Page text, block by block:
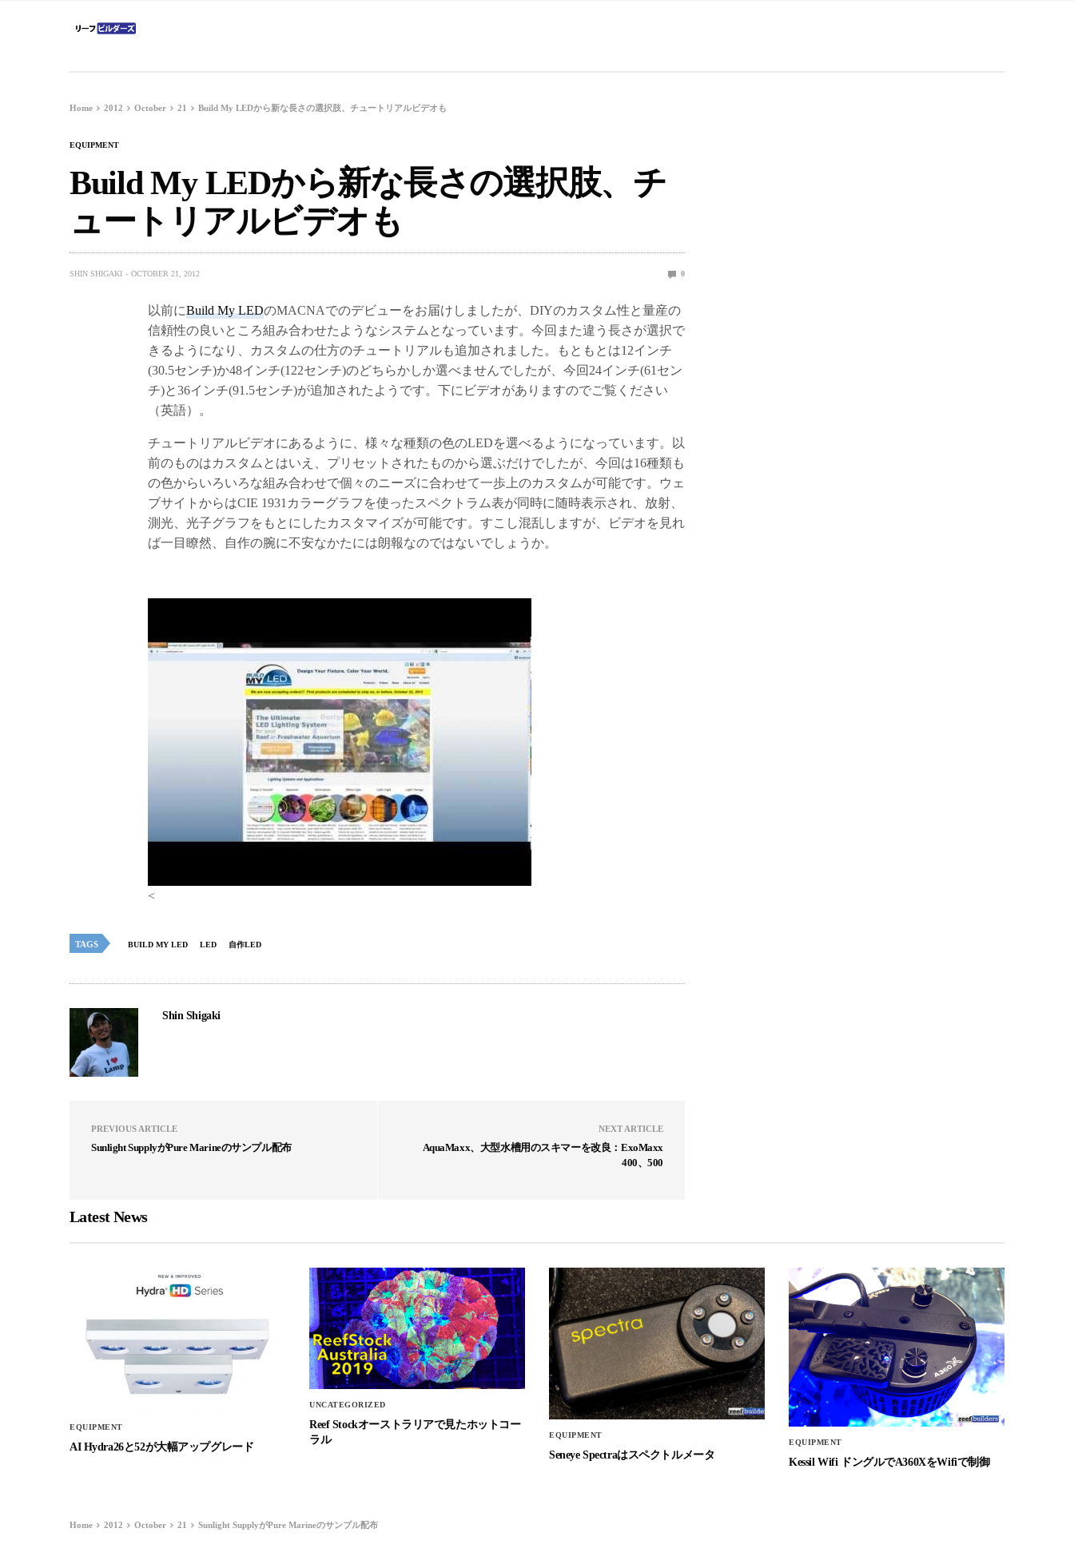
Home 2012 October 21 Build My LEDから新な長さの選択肢、チュートリアルビデオも
EQUIPMENT
Build My LEDから新な長さの選択肢、チ
ュートリアルビデオも
SHIN SHIGAKI OCTOBER 21, 2012 0
以前にBuild My LEDのMACNAでのデビューをお届けしましたが、DIYのカスタム性と量産の
信頼性の良いところ組み合わせたようなシステムとなっています。今回また違う長さが選択で
きるようになり、カスタムの仕方のチュートリアルも追加されました。もともとは12インチ
(30.5センチ)か48インチ(122センチ)のどちらかしか選べませんでしたが、今回24インチ(61セン
チ)と36インチ(91.5センチ)が追加されたようです。下にビデオがありますのでご覧ください
（英語）。
チュートリアルビデオにあるように、様々な種類の色のLEDを選べるようになっています。以
前のものはカスタムとはいえ、プリセットされたものから選ぶだけでしたが、今回は16種類も
の色からいろいろな組み合わせで個々のニーズに合わせて一歩上のカスタムが可能です。ウェ
ブサイトからはCIE 1931カラーグラフを使ったスペクトラム表が同時に随時表示され、放射、
測光、光子グラフをもとにしたカスタマイズが可能です。すこし混乱しますが、ビデオを見れ
ば一目瞭然、自作の腕に不安なかたには朗報なのではないでしょうか。
<
TAGS BUILD MY LED LED 自作LED
Shin Shigaki
PREVIOUS ARTICLE
Sunlight SupplyがPure Marineのサンプル配布
NEXT ARTICLE
AquaMaxx、大型水槽用のスキマーを改良：ExoMaxx
400、500
Latest News
EQUIPMENT
AI Hydra26と52が大幅アップグレード
UNCATEGORIZED
Reef Stockオーストラリアで見たホットコー
ラル
EQUIPMENT
Seneye Spectraはスペクトルメータ
EQUIPMENT
Kessil Wifi ドングルでA360XをWifiで制御
Home 2012 October 21 Sunlight SupplyがPure Marineのサンプル配布